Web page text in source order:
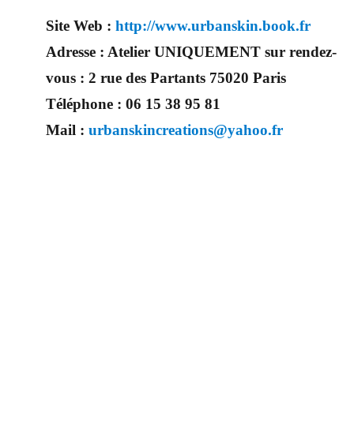
Site Web : http://www.urbanskin.book.fr
Adresse : Atelier UNIQUEMENT sur rendez-
vous : 2 rue des Partants 75020 Paris
Téléphone : 06 15 38 95 81
Mail : urbanskincreations@yahoo.fr